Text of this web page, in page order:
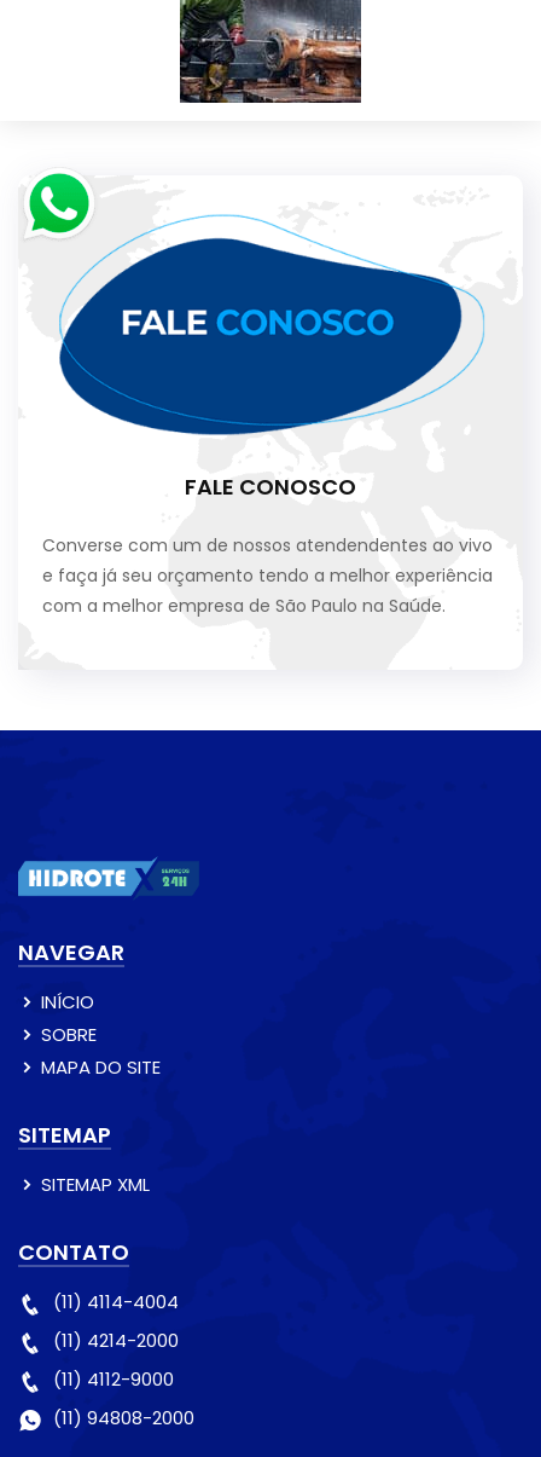
FALE CONOSCO
Converse com um de nossos atendendentes ao vivo
e faça já seu orçamento tendo a melhor experiência
com a melhor empresa de São Paulo na Saúde.
NAVEGAR
INÍCIO
SOBRE
MAPA DO SITE
SITEMAP
SITEMAP XML
CONTATO
(11) 4114-4004
(11) 4214-2000
(11) 4112-9000
(11) 94808-2000